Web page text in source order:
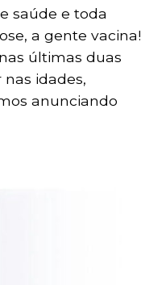
saúde e toda
a gente vacina!
últimas duas
idades,
anunciando